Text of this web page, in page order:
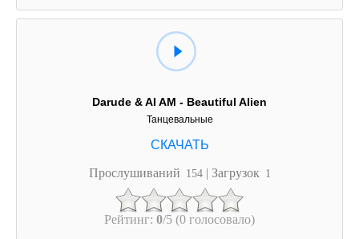
Darude & AI AM - Beautiful Alien
Танцевальные
Прослушиваний 154 | Загрузок 1
Рейтинг: 0/5 (0 голосовало)